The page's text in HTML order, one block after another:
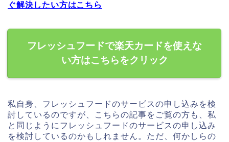
ぐ解決したい方はこちら
フレッシュフードで楽天カードを使えな
い方はこちらをクリック
私自身、フレッシュフードのサービスの申し込みを検
討しているのですが、こちらの記事をご覧の方も、私
と同じようにフレッシュフードのサービスの申し込み
を検討しているのかもしれません。ただ、何かしらの